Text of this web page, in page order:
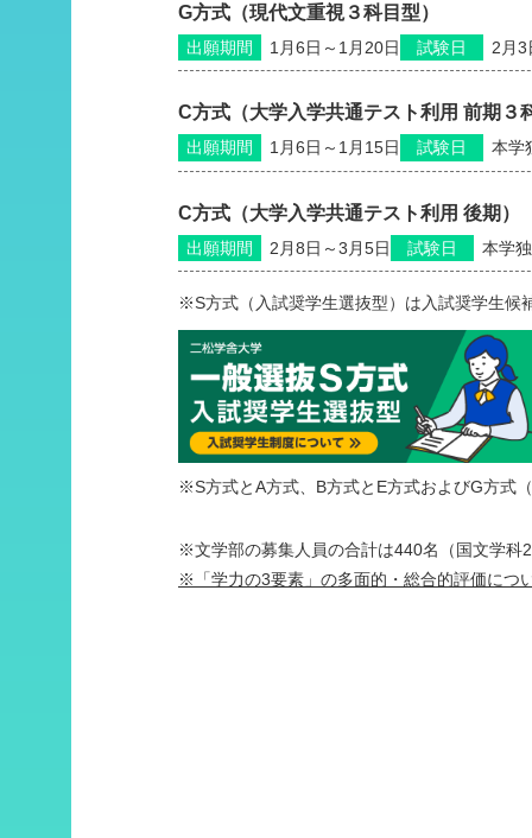
G方式（現代文重視３科目型）
出願期間 1月6日～1月20日 試験日 2月3
C方式（大学入学共通テスト利用 前期３
出願期間 1月6日～1月15日 試験日 本学
C方式（大学入学共通テスト利用 後期）
出願期間 2月8日～3月5日 試験日 本学
※S方式（入試奨学生選抜型）は入試奨学生候
※S方式とA方式、B方式とE方式およびG方式
※文学部の募集人員の合計は440名（国文学科
※「学力の3要素」の多面的・総合的評価につ